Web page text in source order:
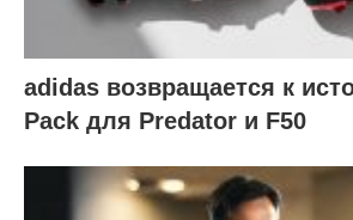
adidas возвращается к
Pack для Predator и F50